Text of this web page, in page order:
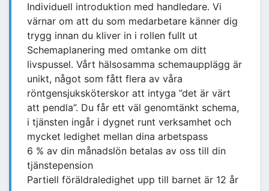
Individuell introduktion med handledare. Vi
värnar om att du som medarbetare känner dig
trygg innan du kliver in i rollen fullt ut
Schemaplanering med omtanke om ditt
livspussel. Vårt hälsosamma schemaupplägg är
unikt, något som fått flera av våra
röntgensjuksköterskor att intyga ”det är värt
att pendla”. Du får ett väl genomtänkt schema,
i tjänsten ingår i dygnet runt verksamhet och
mycket ledighet mellan dina arbetspass
6 % av din månadslön betalas av oss till din
tjänstepension
Partiell föräldraledighet upp till barnet är 12 år